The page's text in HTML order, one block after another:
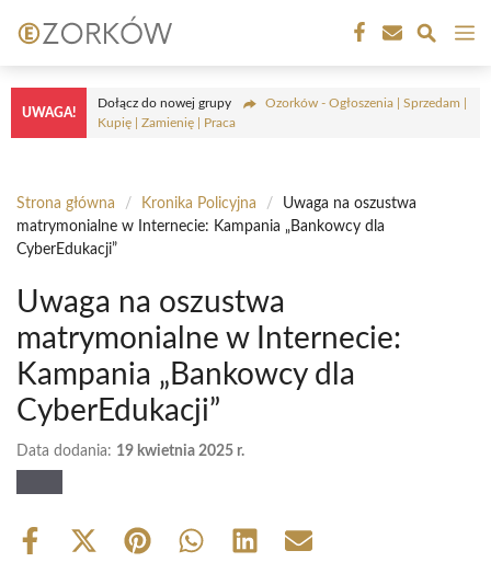
do
treści
UWAGA!
Dołącz do nowej grupy
Ozorków - Ogłoszenia | Sprzedam |
Kupię | Zamienię | Praca
Strona główna / Kronika Policyjna /
Uwaga na oszustwa
matrymonialne w Internecie: Kampania „Bankowcy dla
CyberEdukacji”
Uwaga na oszustwa
matrymonialne w Internecie:
Kampania „Bankowcy dla
CyberEdukacji”
Data dodania: 19 kwietnia 2025 r.
Share
Share Share Share Share Share